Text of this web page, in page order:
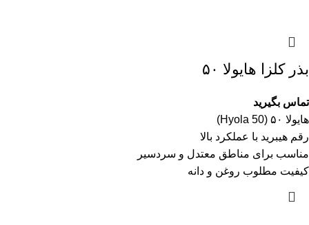
بذر کلزا هایولا ۵۰
تماس بگیرید
هایولا ۵۰ (Hyola 50)
رقم هیبرید با عملکرد بالا
مناسب برای مناطق معتدل و سردسیر
کیفیت مطلوب روغن و دانه